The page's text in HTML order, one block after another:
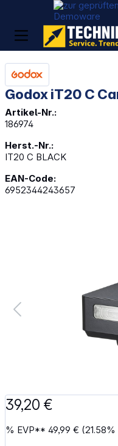
Godox iT20 C
Artikel-Nr.:
186974
Herst.-Nr.:
IT20 C BLACK
EAN-Code:
6952344243657
39,20 €
% EVP**49,99 €